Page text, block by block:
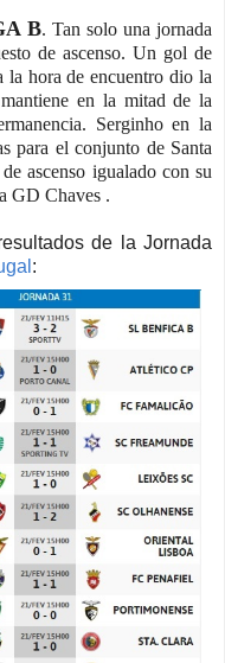
B. Tan solo una jornada
de ascenso. Un gol de
la hora de encuentro dio la
en la mitad de la
Serginho en la
para el conjunto de Santa
ascenso igualado con su
GD Chaves .
de la Jornada
: